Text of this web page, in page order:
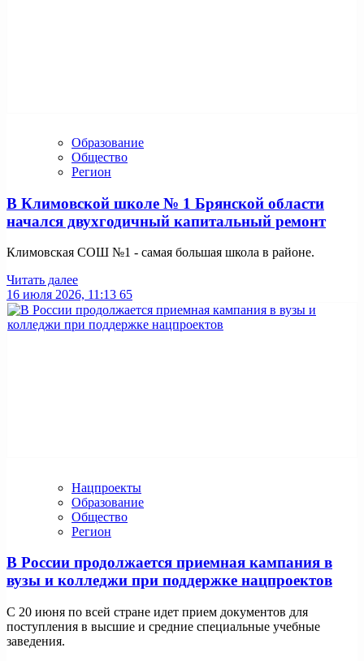
Образование
Общество
Регион
В Климовской школе № 1 Брянской области
начался двухгодичный капитальный ремонт
Климовская СОШ №1 - самая большая школа в районе.
Читать далее
16 июля 2026, 11:13 65
Нацпроекты
Образование
Общество
Регион
В России продолжается приемная кампания в
вузы и колледжи при поддержке нацпроектов
С 20 июня по всей стране идет прием документов для
поступления в высшие и средние специальные учебные
заведения.